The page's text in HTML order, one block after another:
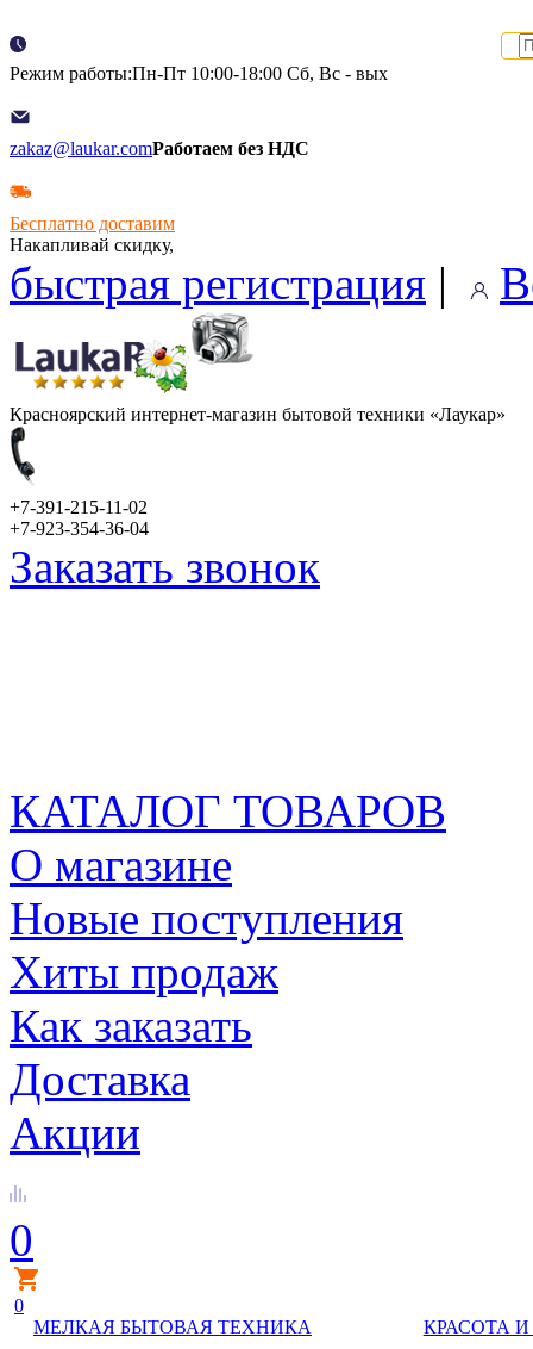
Режим работы:Пн-Пт 10:00-18:00 Сб, Вс - вых
zakaz@laukar.comРаботаем без НДС
Бесплатно доставим
Накапливай скидку,
быстрая регистрация |
Красноярский интернет-магазин бытовой техники «Лаукар»
+7-391-215-11-02
+7-923-354-36-04
Заказать звонок
КАТАЛОГ ТОВАРОВ
О магазине
Новые поступления
Хиты продаж
Как заказать
Доставка
Акции
0
0
МЕЛКАЯ БЫТОВАЯ ТЕХНИКА
КРАСОТА И